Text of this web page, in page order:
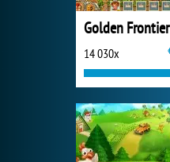
Golden Frontier
14 030x